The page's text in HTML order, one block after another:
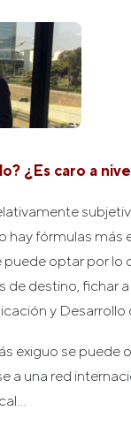
¿Es caro a
hay fórmulas
optar por
de destino, fichar
y
exiguo se
a una red